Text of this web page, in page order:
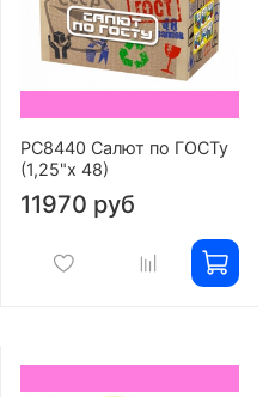
РС8440 Салют по ГОСТу
(1,25"х 48)
11970 руб